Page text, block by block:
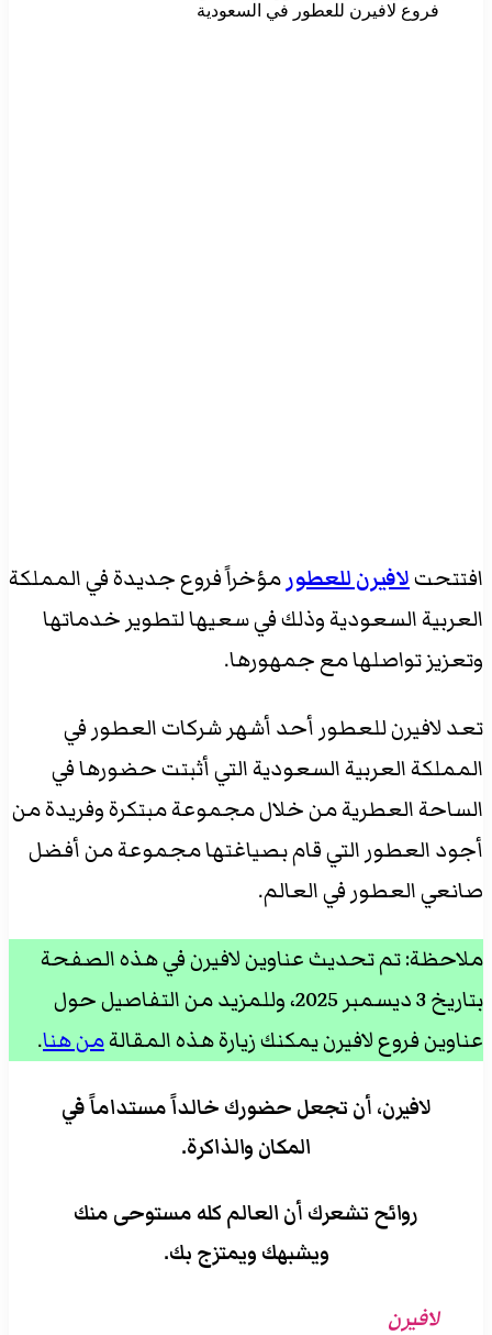
فروع لافيرن للعطور في السعودية
افتتحتلافيرن للعطور مؤخراً فروع جديدة في المملكة
العربية السعودية وذلك في سعيها لتطوير خدماتها
وتعزيز تواصلها مع جمهورها.
تعد لافيرن للعطور أحد أشهر شركات العطور في
المملكة العربية السعودية التي أثبتت حضورها في
الساحة العطرية من خلال مجموعة مبتكرة وفريدة من
أجود العطور التي قام بصياغتها مجموعة من أفضل
صانعي العطور في العالم.
ملاحظة: تم تحديث عناوين لافيرن في هذه الصفحة
بتاريخ 3 ديسمبر 2025، وللمزيد من التفاصيل حول
عناوين فروع لافيرن يمكنك زيارة هذه المقالةمن هنا.
لافيرن، أن تجعل حضورك خالداً مستداماً في
المكان والذاكرة.
روائح تشعرك أن العالم كله مستوحى منك
ويشبهك ويمتزج بك.
لافيرن